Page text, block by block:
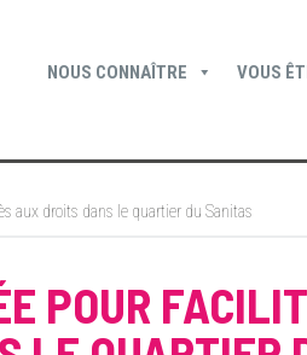
NOUS CONNAÎTRE VOUS
aux droits dans le quartier du Sanitas
POUR